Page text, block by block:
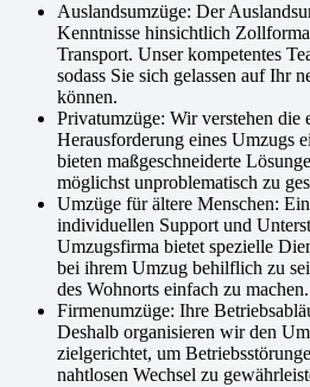
Auslandsumzüge: Der
Kenntnisse hinsichtlich
Transport. Unser kompetentes
sodass Sie sich gelassen auf Ihr
können.
Privatumzüge: Wir verstehen die
Herausforderung eines Umzugs
bieten maßgeschneiderte
möglichst unproblematisch zu
Umzüge für ältere Menschen:
individuellen Support und
Umzugsfirma bietet spezielle
bei ihrem Umzug behilflich zu
des Wohnorts einfach zu machen.
Firmenumzüge: Ihre
Deshalb organisieren wir den
zielgerichtet, um
nahtlosen Wechsel zu